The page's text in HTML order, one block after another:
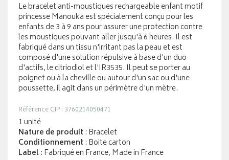
Le bracelet anti-moustiques rechargeable enfant motif
princesse Manouka est spécialement conçu pour les
enfants de 3 à 9 ans pour assurer une protection contre
les moustiques pouvant aller jusqu'à 6 heures. Il est
fabriqué dans un tissu n'irritant pas la peau et est
composé d'une solution répulsive à base d'un duo
d'actifs, le citriodiol et l'IR3535. Il peut se porter au
poignet ou à la cheville ou autour d'un sac ou d'une
poussette, il agit dans un périmètre d'un mètre.
Référence CIP : 3760214050471
1 unité
Nature de produit : Bracelet
Conditionnement : Boite carton
Label: Fabriqué en France, Made in France